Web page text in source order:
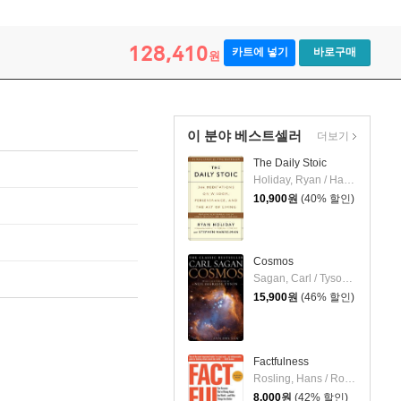
128,410원 카트에 넣기 바로구매
이 분야 베스트셀러
The Daily Stoic
Holiday, Ryan / Hanselman, Stephen
10,900원 (40% 할인)
Cosmos
Sagan, Carl / Tyson, Neil Degrasse / Druyan, Ann
15,900원 (46% 할인)
Factfulness
Rosling, Hans / Ronnlund, Anna Rosling / Rosling, Ola
8,000원 (42% 할인)
더보기